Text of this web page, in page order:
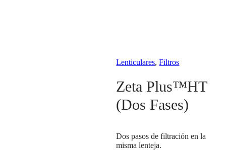
Lenticulares,Filtros
Zeta Plus™HT
(Dos Fases)
Dos pasos de filtración en la
misma lenteja.